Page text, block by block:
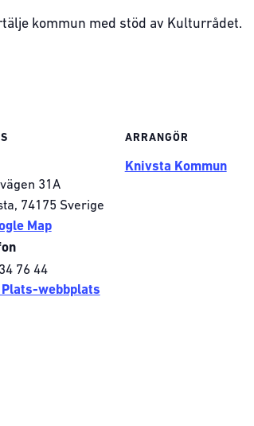
kommun med stöd av Kulturrådet.
31A
, 74175 Sverige
Map
76 44
webbplats
ARRANGÖR
Knivsta Kommun